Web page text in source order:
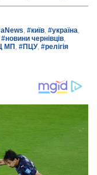
, #київ, #україна,
#новини чернівців,
МП, #ПЦУ, #релігія